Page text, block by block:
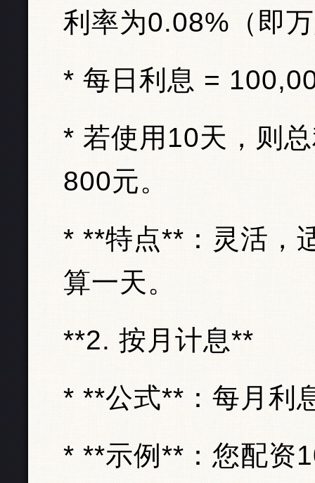
利率为0.08%（即
* 每日利息 =
* 若使用10天，则
800元。
* **特点**：灵活，
算一天。
**2. 按月计息**
* **公式**：每月利
* **示例**：您配资